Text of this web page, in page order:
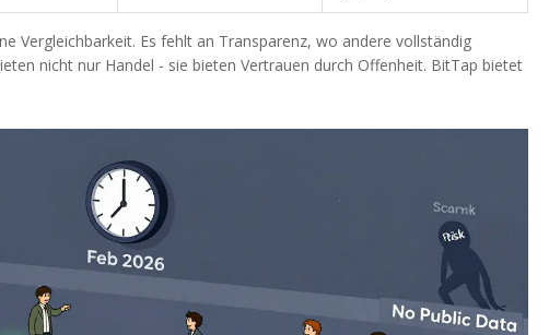
Vergleichbarkeit. Es fehlt an Transparenz, wo andere vollständig
nicht nur Handel - sie bieten Vertrauen durch Offenheit. BitTap bietet